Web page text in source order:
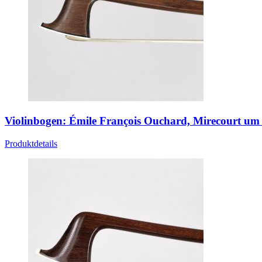
Violinbogen: Émile François Ouchard, Mirecourt um
Produktdetails